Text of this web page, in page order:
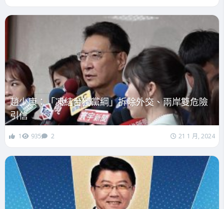
趙少康：「凍結台獨黨綱」拆除外交、兩岸雙危險
引信
1 935 2 21 1 月, 2024